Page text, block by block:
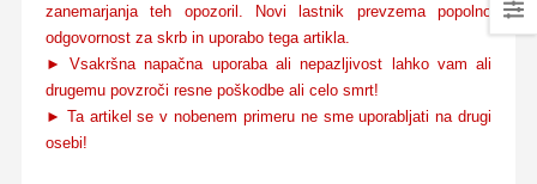
zanemarjanja teh opozoril. Novi lastnik prevzema popolno
odgovornost za skrb in uporabo tega artikla.
► Vsakršna napačna uporaba ali nepazljivost lahko vam ali
drugemu povzroči resne poškodbe ali celo smrt!
► Ta artikel se v nobenem primeru ne sme uporabljati na drugi
osebi!